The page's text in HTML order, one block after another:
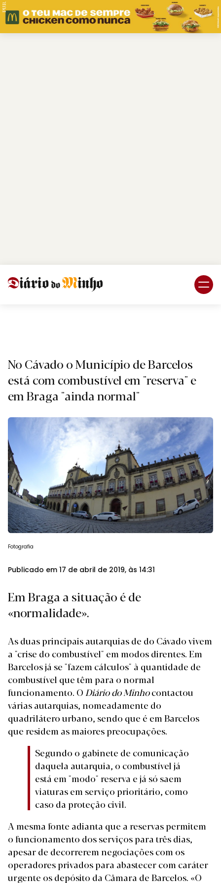
PUB.
No Cávado o Município de Barcelos
está com combustível em "reserva" e
em Braga "ainda normal"
Fotografia
Publicado em 17 de abril de 2019, às 14:31
Em Braga a situação é de
«normalidade».
As duas principais autarquias de do Cávado vivem
a "crise do combustível" em modos direntes. Em
Barcelos já se "fazem cálculos" à quantidade de
combustível que têm para o normal
funcionamento. O Diário do Minhocontactou
várias autarquias, nomeadamente do
quadrilátero urbano, sendo que é em Barcelos
que residem as maiores preocupações.
Segundo o gabinete de comunicação
daquela autarquia, o combustível já
está em "modo" reserva e já só saem
viaturas em serviço prioritário, como
caso da proteção civil.
A mesma fonte adianta que a reservas permitem
o funcionamento dos serviços para três dias,
apesar de decorrerem negociações com os
operadores privados para abastecer com caráter
urgente os depósito da Câmara de Barcelos. «O